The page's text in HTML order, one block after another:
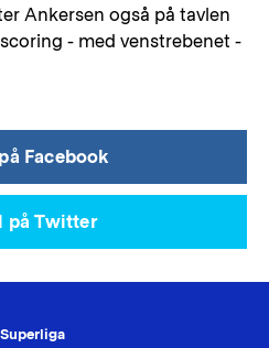
Ankersen også på tavlen
- med venstrebenet -
Facebook
på Twitter